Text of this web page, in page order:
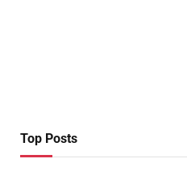
Top Posts